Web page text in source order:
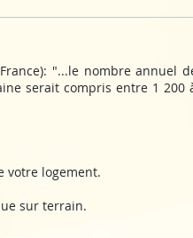
"...le nombre annuel
serait compris entre 1 200
votre logement.
sur terrain.